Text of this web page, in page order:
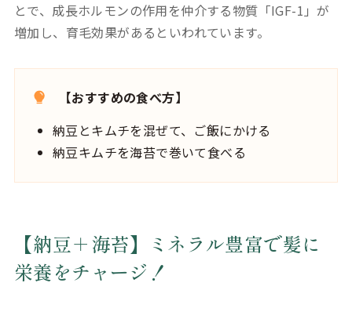
とで、成長ホルモンの作用を仲介する物質「IGF-1」が
増加し、育毛効果があるといわれています。
【おすすめの食べ方】
納豆とキムチを混ぜて、ご飯にかける
納豆キムチを海苔で巻いて食べる
【納豆＋海苔】ミネラル豊富で髪に
栄養をチャージ！